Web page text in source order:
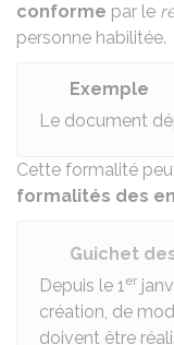
conforme par le
personne habilitée.
Exemple
Le document
Cette formalité
formalités des
Guichet
Depuis le 1er
création, de
doivent être